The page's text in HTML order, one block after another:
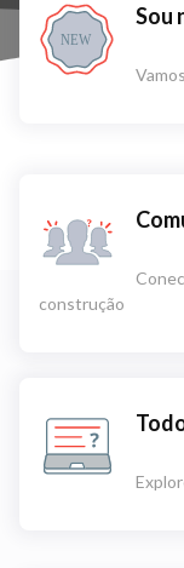
NEW
Sou
construção